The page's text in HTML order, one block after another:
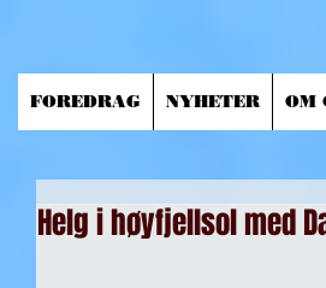
FOREDRAG NYHETER OM
Helg i høyfjellsol med